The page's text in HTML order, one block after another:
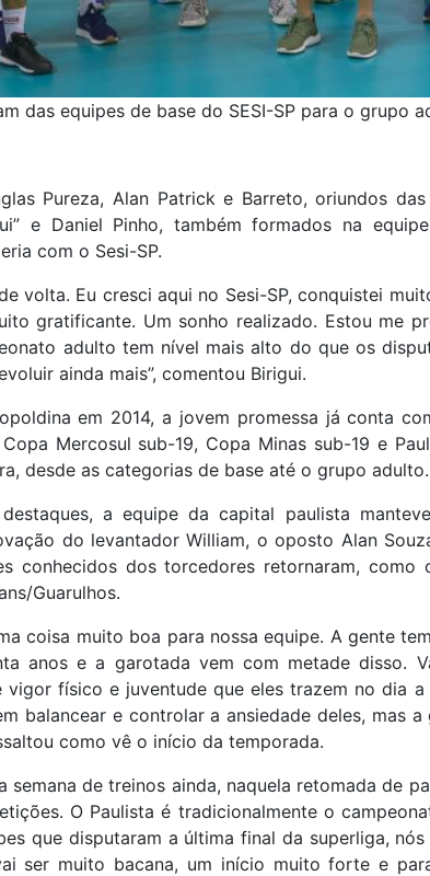
das equipes de base do SESI-SP para o grupo
Pureza, Alan Patrick e Barreto, oriundos
e Daniel Pinho, também formados na
com o Sesi-SP.
volta. Eu cresci aqui no Sesi-SP, conquistei
gratificante. Um sonho realizado. Estou me
adulto tem nível mais alto do que os
ainda mais”, comentou Birigui.
em 2014, a jovem promessa já conta
Mercosul sub-19, Copa Minas sub-19 e
desde as categorias de base até o grupo adulto.
a equipe da capital paulista
do levantador William, o oposto Alan
conhecidos dos torcedores retornaram,
Guarulhos.
coisa muito boa para nossa equipe. A gente
anos e a garotada vem com metade disso.
vigor físico e juventude que eles trazem no dia
balancear e controlar a ansiedade deles, mas
como vê o início da temporada.
semana de treinos ainda, naquela retomada de
O Paulista é tradicionalmente o
que disputaram a última final da superliga,
ser muito bacana, um início muito forte e